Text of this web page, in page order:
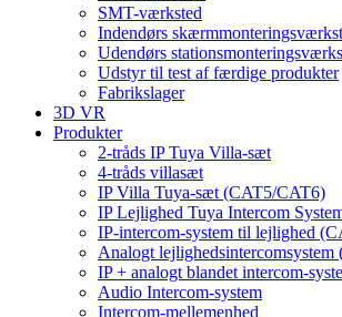
SMT-værksted
Indendørs
Udendørs
Udstyr til test af færdige produkter
Fabrikslager
3D VR
Produkter
2-tråds IP Tuya Villa-sæt
4-tråds villasæt
IP Villa Tuya-sæt (CAT5/CAT6)
IP Lejlighed Tuya Intercom
IP-intercom-system til lejlighed
Analogt
IP + analogt blandet intercom-
Audio Intercom-system
Intercom-mellemenhed